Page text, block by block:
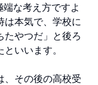
な考え方ですよ
は本気で、学校に
たやつだ」と後ろ
いいます。
その後の高校受